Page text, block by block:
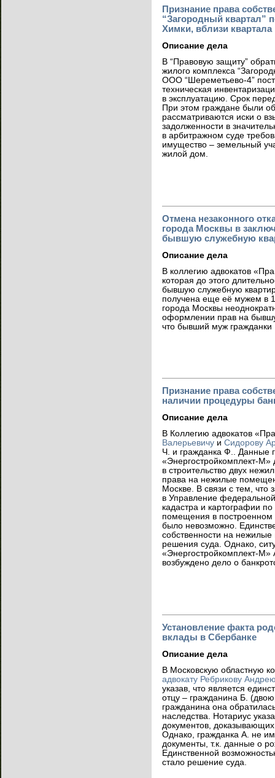
Признание права
“Загородный квартал”
Химки, вблизи
Описание дела
В “Правовую защиту”
жилого комплекса
ООО “Шереметьево-4”
техническая
в эксплуатацию. Срок
При этом граждане были
рассматриваются иски о
задолженности в
в арбитражном суде
имущество – земельный
жилой дом.
Отмена незаконного
города Москвы в
бывшую служебную
Описание дела
В коллегию адвокатов
которая до этого
бывшую служебную
получена еще её мужем в
города Москвы
оформлении прав на
что бывший муж гражданки
Признание права
наличии процедуры
Описание дела
В Коллегию адвокатов
Валерьевичуи Сидорову
Ч. и гражданка Ф.. Данные
«Энергостройкомплект-М»
в строительство двух
права на нежилые
Москве. В связи с тем, что
в Управление
кадастра и картографии
помещения в
было невозможно.
собственности на
решения суда. Однако,
«Энергостройкомплект-М»
возбуждено дело о
Установление факта
вклады в Сбербанке
Описание дела
В Московскую областную
адвокату Ребрикову
указав, что является
отцу – гражданина Б.
гражданина она
наследства. Нотариус
документов,
Однако, гражданка А. не
документы, т.к. данные о
Единственной
стало решение суда.